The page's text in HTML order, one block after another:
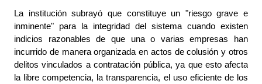
La institución subrayó que constituye un "riesgo grave e
inminente" para la integridad del sistema cuando existen
indicios razonables de que una o varias empresas han
incurrido de manera organizada en actos de colusión y otros
delitos vinculados a contratación pública, ya que esto afecta
la libre competencia, la transparencia, el uso eficiente de los